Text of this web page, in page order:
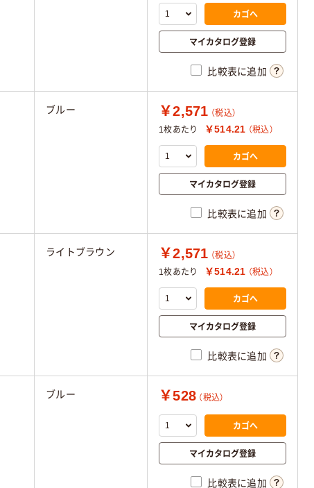
カゴへ
マイカタログ登録
比較表に追加
ブルー ￥2,571 （税込）
1枚あたり
￥514.21 （税込）
カゴへ
マイカタログ登録
比較表に追加
ライトブラウン ￥2,571 （税込）
1枚あたり
￥514.21 （税込）
カゴへ
マイカタログ登録
比較表に追加
ブルー ￥528 （税込）
カゴへ
マイカタログ登録
比較表に追加